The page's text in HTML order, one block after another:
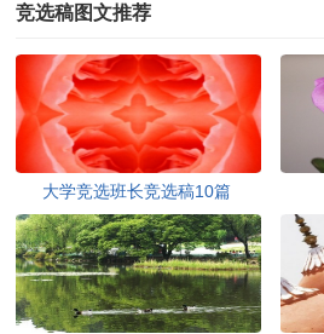
竞选稿图文推荐
大学竞选班长竞选稿10篇